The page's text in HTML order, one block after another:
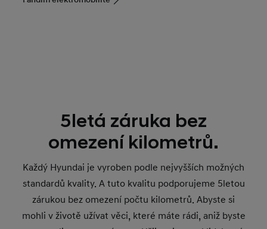
5letá záruka bez
omezení kilometrů.
Každý Hyundai je vyroben podle nejvyšších možných
standardů kvality. A tuto kvalitu podporujeme 5letou
zárukou bez omezení počtu kilometrů. Abyste si
mohli v životě užívat věci, které máte rádi, aniž byste